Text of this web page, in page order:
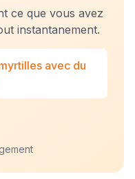
ce que vous avez
instantanement.
avec du